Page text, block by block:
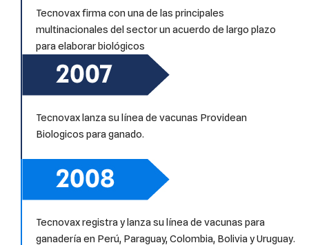
Tecnovax firma con una de las principales
multinacionales del sector un acuerdo de largo plazo
para elaborar biológicos
Tecnovax lanza su línea de vacunas Providean
Biologicos para ganado.
Tecnovax registra y lanza su línea de vacunas para
ganadería en Perú, Paraguay, Colombia, Bolivia y Uruguay.